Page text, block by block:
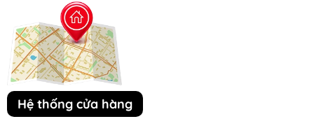
Hệ thống cửa hàng